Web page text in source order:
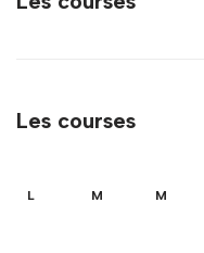
Les courses
L M M